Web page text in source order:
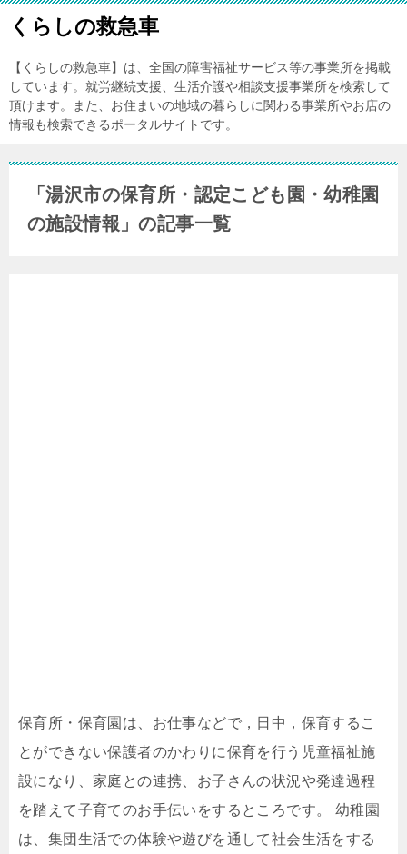
くらしの救急車
【くらしの救急車】は、全国の障害福祉サービス等の事業所を掲載
しています。就労継続支援、生活介護や相談支援事業所を検索して
頂けます。また、お住まいの地域の暮らしに関わる事業所やお店の
情報も検索できるポータルサイトです。
「湯沢市の保育所・認定こども園・幼稚園
の施設情報」の記事一覧
保育所・保育園は、お仕事などで，日中，保育するこ
とができない保護者のかわりに保育を行う児童福祉施
設になり、家庭との連携、お子さんの状況や発達過程
を踏えて子育てのお手伝いをするところです。 幼稚園
は、集団生活での体験や遊びを通して社会生活をする